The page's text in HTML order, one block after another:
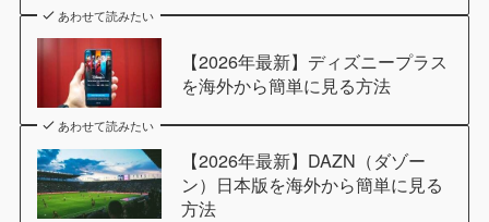
あわせて読みたい
【2026年最新】ディズニープラス
を海外から簡単に見る方法
あわせて読みたい
【2026年最新】DAZN（ダゾー
ン）日本版を海外から簡単に見る
方法